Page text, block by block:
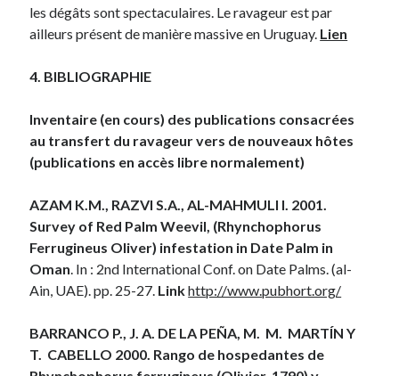
les dégâts sont spectaculaires. Le ravageur est par
ailleurs présent de manière massive en Uruguay. Lien
4. BIBLIOGRAPHIE
Inventaire (en cours) des publications consacrées
au transfert du ravageur vers de nouveaux hôtes
(publications en accès libre normalement)
AZAM K.M., RAZVI S.A., AL-MAHMULI I. 2001.
Survey of Red Palm Weevil, (Rhynchophorus
Ferrugineus Oliver) infestation in Date Palm in
Oman . In : 2nd International Conf. on Date Palms. (al-
Ain, UAE). pp. 25-27. Linkhttp://www.pubhort.org/
BARRANCO P., J. A. DE LA PEÑA, M. M. MARTÍN Y
T. CABELLO 2000. Rango de hospedantes de